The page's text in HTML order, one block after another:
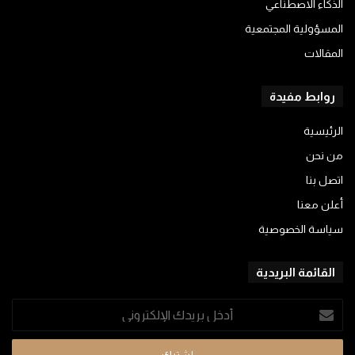
الذكاء الاصطناعي
المسؤولية المجتمعية
المقالات
روابط مفيدة
الرئيسية
من نحن
اتصل بنا
أعلن معنا
سياسة الخصوصية
القائمة البريدية
أدخل
بريدك
الإلكتروني